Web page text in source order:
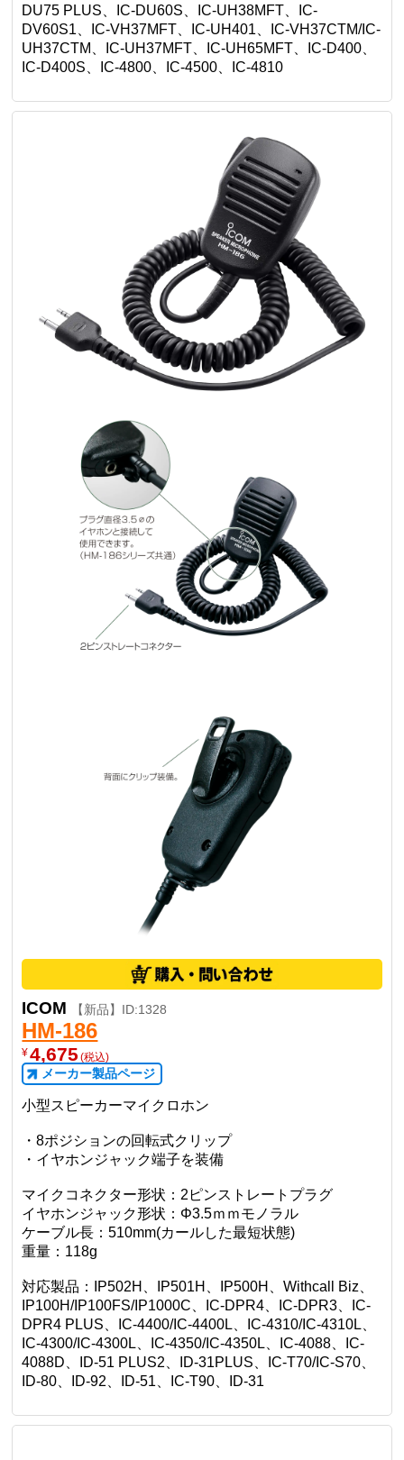
DU75 PLUS、IC-DU60S、IC-UH38MFT、IC-
DV60S1、IC-VH37MFT、IC-UH401、IC-VH37CTM/IC-
UH37CTM、IC-UH37MFT、IC-UH65MFT、IC-D400、
IC-D400S、IC-4800、IC-4500、IC-4810
ICOM 【新品】ID:1328
HM-186
¥4,675 (税込)
メーカー製品ページ
小型スピーカーマイクロホン
・8ポジションの回転式クリップ
・イヤホンジャック端子を装備
マイクコネクター形状：2ピンストレートプラグ
イヤホンジャック形状：Φ3.5ｍｍモノラル
ケーブル長：510mm(カールした最短状態)
重量：118g
対応製品：IP502H、IP501H、IP500H、Withcall Biz、
IP100H/IP100FS/IP1000C、IC-DPR4、IC-DPR3、IC-
DPR4 PLUS、IC-4400/IC-4400L、IC-4310/IC-4310L、
IC-4300/IC-4300L、IC-4350/IC-4350L、IC-4088、IC-
4088D、ID-51 PLUS2、ID-31PLUS、IC-T70/IC-S70、
ID-80、ID-92、ID-51、IC-T90、ID-31